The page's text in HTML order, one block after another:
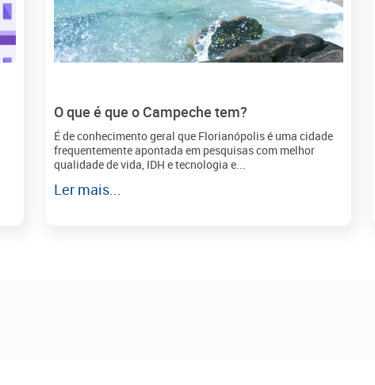
O que é que o Campeche tem?
É de conhecimento geral que Florianópolis é uma cidade
frequentemente apontada em pesquisas com melhor
qualidade de vida, IDH e tecnologia e...
Ler mais...